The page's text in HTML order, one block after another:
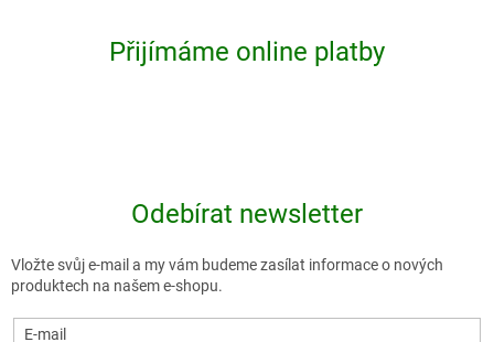
Přijímáme online platby
Odebírat newsletter
Vložte svůj e-mail a my vám budeme zasílat informace o nových
produktech na našem e-shopu.
E-mail